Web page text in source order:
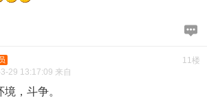
11楼
29 13:17:09 来自
，斗争。